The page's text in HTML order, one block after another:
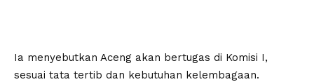
Ia menyebutkan Aceng akan bertugas di Komisi I,
sesuai tata tertib dan kebutuhan kelembagaan.